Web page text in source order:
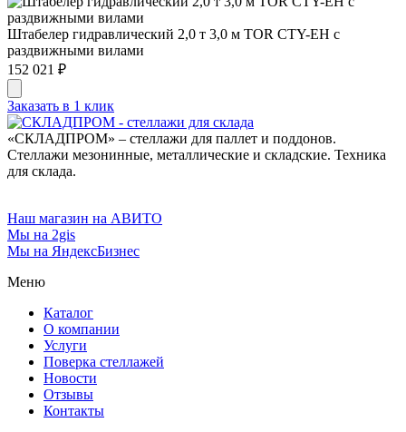
Штабелер гидравлический 2,0 т 3,0 м TOR CTY-EH с
раздвижными вилами
152 021 ₽
Заказать в 1 клик
«СКЛАДПРОМ» – стеллажи для паллет и поддонов.
Стеллажи мезонинные, металлические и складские. Техника
для склада.
Наш магазин на АВИТО
Мы на 2gis
Мы на ЯндексБизнес
Меню
Каталог
О компании
Услуги
Поверка cтеллажей
Новости
Отзывы
Контакты